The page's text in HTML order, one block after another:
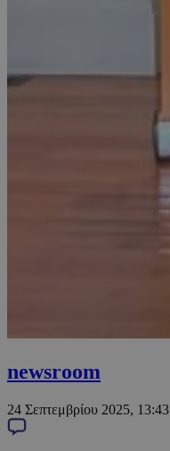
newsroom
24 Σεπτεμβρίου 2025, 13:43